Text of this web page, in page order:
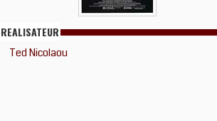
REALISATEUR
Ted Nicolaou